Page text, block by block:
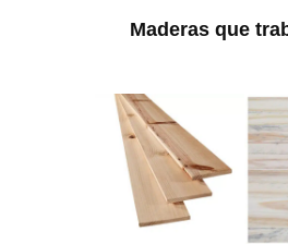
Maderas que